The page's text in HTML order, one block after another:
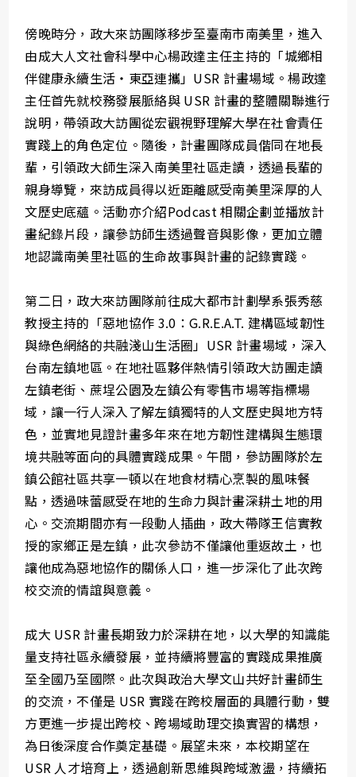
傍晚時分，政大來訪團隊移步至臺南市南美里，進入
由成大人文社會科學中心楊政達主任主持的「城鄉相
伴健康永續生活・東亞連攜」USR 計畫場域。楊政達
主任首先就校務發展脈絡與 USR 計畫的整體關聯進行
說明，帶領政大訪團從宏觀視野理解大學在社會責任
實踐上的角色定位。隨後，計畫團隊成員偕同在地長
輩，引領政大師生深入南美里社區走讀，透過長輩的
親身導覽，來訪成員得以近距離感受南美里深厚的人
文歷史底蘊。活動亦介紹Podcast 相關企劃並播放計
畫紀錄片段，讓參訪師生透過聲音與影像，更加立體
地認識南美里社區的生命故事與計畫的記錄實踐。
第⼆⽇，政大來訪團隊前往成大都市計劃學系張秀慈
教授主持的「惡地協作 3.0：G.R.E.A.T. 建構區域韌性
與綠色網絡的共融淺山生活圈」USR 計畫場域，深入
台南左鎮地區。在地社區夥伴熱情引領政大訪團走讀
左鎮老街、蔗埕公園及左鎮公有零售市場等指標場
域，讓一行人深入了解左鎮獨特的人文歷史與地方特
色，並實地見證計畫多年來在地方韌性建構與生態環
境共融等面向的具體實踐成果。午間，參訪團隊於左
鎮公館社區共享一頓以在地食材精心烹製的風味餐
點，透過味蕾感受在地的生命力與計畫深耕土地的用
心。交流期間亦有一段動人插曲，政大帶隊王信實教
授的家鄉正是左鎮，此次參訪不僅讓他重返故土，也
讓他成為惡地協作的關係人口，進一步深化了此次跨
校交流的情誼與意義。
成大 USR 計畫長期致力於深耕在地，以大學的知識能
量支持社區永續發展，並持續將豐富的實踐成果推廣
至全國乃至國際。此次與政治大學文山共好計畫師生
的交流，不僅是 USR 實踐在跨校層面的具體行動，雙
方更進一步提出跨校、跨場域助理交換實習的構想，
為日後深度合作奠定基礎。展望未來，本校期望在
USR 人才培育上，透過創新思維與跨域激盪，持續拓